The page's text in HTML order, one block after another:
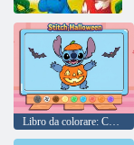
Libro da colorare: Cuci Halloween